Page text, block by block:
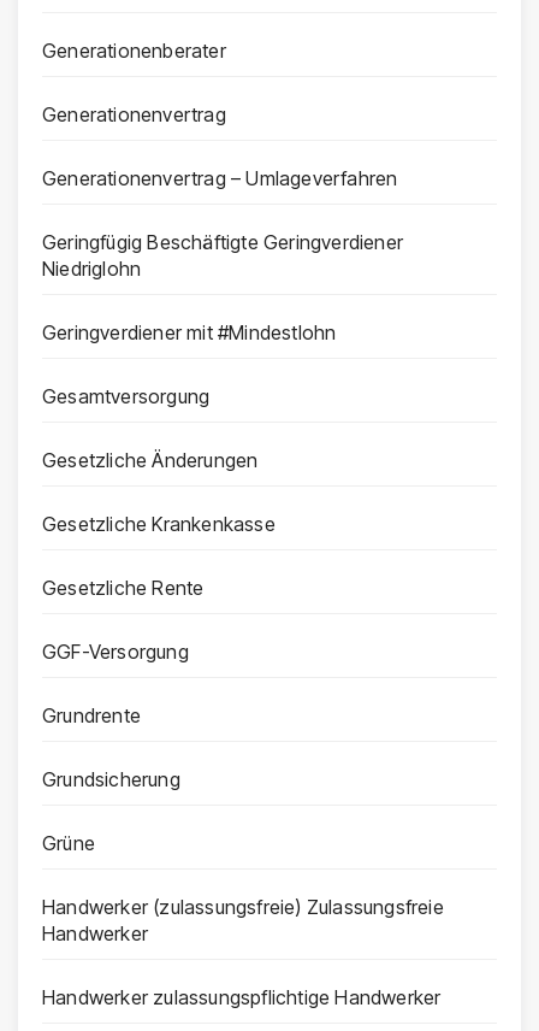
Generationenberater
Generationenvertrag
Generationenvertrag – Umlageverfahren
Geringfügig Beschäftigte Geringverdiener
Niedriglohn
Geringverdiener mit #Mindestlohn
Gesamtversorgung
Gesetzliche Änderungen
Gesetzliche Krankenkasse
Gesetzliche Rente
GGF-Versorgung
Grundrente
Grundsicherung
Grüne
Handwerker (zulassungsfreie) Zulassungsfreie
Handwerker
Handwerker zulassungspflichtige Handwerker